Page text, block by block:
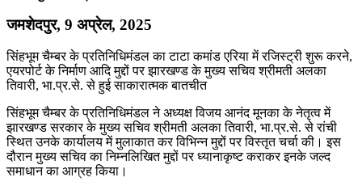
जमशेदपुर, 9 अप्रेल, 2025
सिंहभूम चैम्बर के प्रतिनिधिमंडल का टाटा कमांड एरिया में रजिस्ट्री शुरू करने,
एयरपोर्ट के निर्माण आदि मुद्दों पर झारखण्ड के मुख्य सचिव श्रीमती अलका
तिवारी, भा.प्र.से. से हुई साकारात्मक बातचीत
सिंहभूम चैम्बर के प्रतिनिधिमंडल ने अध्यक्ष विजय आनंद मूनका के नेतृत्व में
झारखण्ड सरकार के मुख्य सचिव श्रीमती अलका तिवारी, भा.प्र.से. से रांची
स्थित उनके कार्यालय में मुलाकात कर विभिन्न मुद्दों पर विस्तृत चर्चा की। इस
दौरान मुख्य सचिव का निम्नलिखित मुद्दों पर ध्यानाकृष्ट कराकर इनके जल्द
समाधान का आग्रह किया।